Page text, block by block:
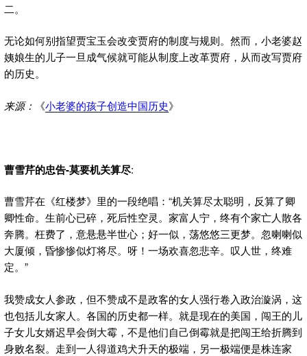
二。
无论如何别指望贾宝玉会改变贾府的制度与规则。然而，小老婆赵
姨娘生的儿子一旦成气候就可能从制度上改革贾府，从而改写贾府
的历史。
来源： 《小老婆的孩子创造中国历史》
曹雪芹的忠告-莫要机关算尽:
曹雪芹在《红楼梦》里的一段绝唱：“机关算尽太聪明，反算了卿
卿性命。生前心已碎，死后性空灵。家富人宁，终有个家亡人散各
奔腾。枉费了，意悬悬半世心；好一似，荡悠悠三更梦。忽喇喇似
大厦倾，昏惨惨似灯将尽。呀！一场欢喜忽悲辛。叹人世，终难
定。”
我赞成女人参政，但不赞成不是政客的女人强行卷入政治漩涡，这
也包括儿女家人。各国的历史都一样。就是现在的美国，闯王的儿
子女儿女婿迟早会倒大霉，不是他们自己倒霉就是把闯王给折腾到
身败名裂。走到一人得道鸡犬升天的极端，另一极端便是株连家